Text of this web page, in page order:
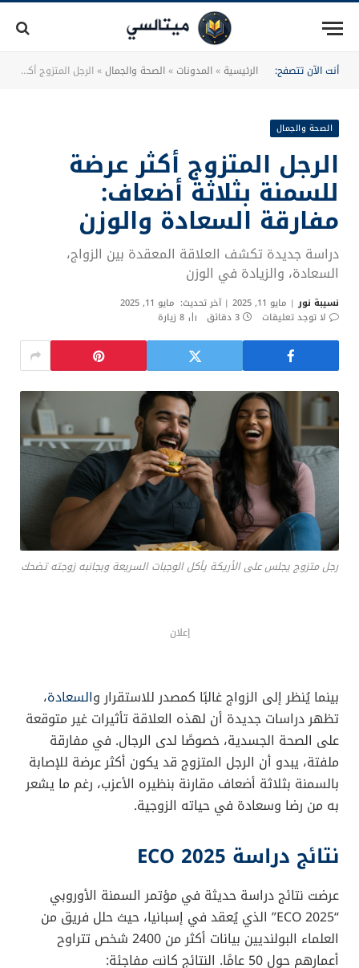
أنت الآن تتصفح: الرئيسية»المدونات»الصحة والجمال»الرجل المتزوج أكثر عرضة للسمنة بثلاثة أضعاف: مفارقة السعادة والوزن
الصحة والجمال
الرجل المتزوج أكثر عرضة
للسمنة بثلاثة أضعاف:
مفارقة السعادة والوزن
دراسة جديدة تكشف العلاقة المعقدة بين الزواج،
السعادة، والزيادة في الوزن
نسيبة نور مايو 11, 2025 آخر تحديث: مايو 11, 2025
لا توجد تعليقات
3 دقائق 8 زيارة
رجل متزوج يجلس على الأريكة يأكل الوجبات السريعة وبجانبه زوجته تضحك
إعلان